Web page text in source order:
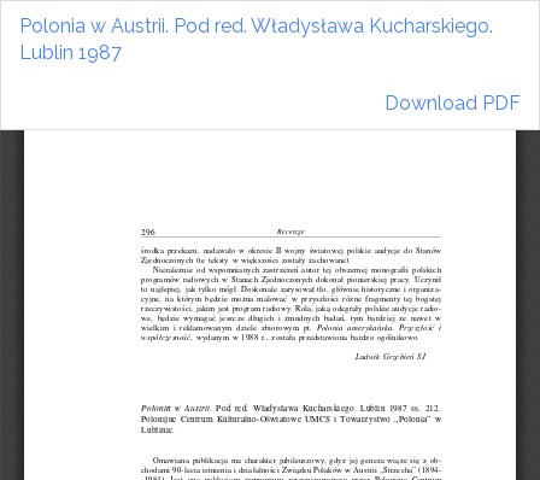
Return
Article
Polonia w Austrii. Pod red. Władysława Kucharskiego.
Lublin 1987
Download
Download PDF